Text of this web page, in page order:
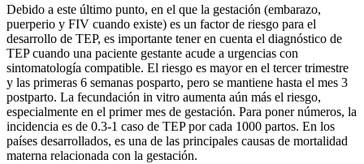
Debido a este último punto, en el que la gestación (embarazo,
puerperio y FIV cuando existe) es un factor de riesgo para el
desarrollo de TEP, es importante tener en cuenta el diagnóstico de
TEP cuando una paciente gestante acude a urgencias con
sintomatología compatible. El riesgo es mayor en el tercer trimestre
y las primeras 6 semanas posparto, pero se mantiene hasta el mes 3
postparto. La fecundación in vitro aumenta aún más el riesgo,
especialmente en el primer mes de gestación. Para poner números, la
incidencia es de 0.3-1 caso de TEP por cada 1000 partos. En los
países desarrollados, es una de las principales causas de mortalidad
materna relacionada con la gestación.